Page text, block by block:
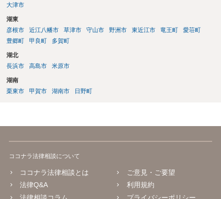
大津市
湖東
彦根市
近江八幡市 草津市 守山市 野洲市 東近江市 竜王町
愛荘町
豊郷町
甲良町 多賀町
湖北
長浜市
高島市 米原市
湖南
栗東市
甲賀市 湖南市 日野町
ココナラ法律相談について
ココナラ法律相談とは
法律Q&A
法律相談コラム
ご意見・ご要望
利用規約
プライバシーポリシー